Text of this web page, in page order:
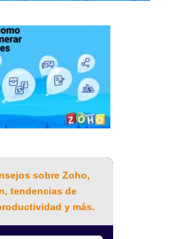
sobre Zoho,
tendencias de
y más.